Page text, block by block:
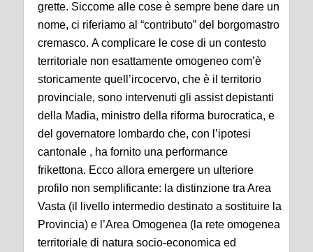
grette. Siccome alle cose è sempre bene dare un
nome, ci riferiamo al “contributo” del borgomastro
cremasco. A complicare le cose di un contesto
territoriale non esattamente omogeneo com’è
storicamente quell’ircocervo, che è il territorio
provinciale, sono intervenuti gli assist depistanti
della Madia, ministro della riforma burocratica, e
del governatore lombardo che, con l’ipotesi
cantonale , ha fornito una performance
frikettona. Ecco allora emergere un ulteriore
profilo non semplificante: la distinzione tra Area
Vasta (il livello intermedio destinato a sostituire la
Provincia) e l’Area Omogenea (la rete omogenea
territoriale di natura socio-economica ed